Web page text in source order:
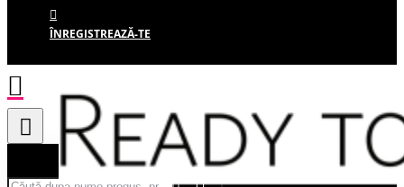
ÎNREGISTREAZĂ-TE
Căută după nume produs, brand...